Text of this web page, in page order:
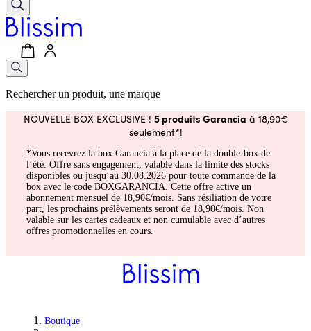
Rechercher un produit, une marque
NOUVELLE BOX EXCLUSIVE ! 5 produits Garancia à 18,90€
seulement*!
*Vous recevrez la box Garancia à la place de la double-box de
l’été. Offre sans engagement, valable dans la limite des stocks
disponibles ou jusqu’au 30.08.2026 pour toute commande de la
box avec le code BOXGARANCIA. Cette offre active un
abonnement mensuel de 18,90€/mois. Sans résiliation de votre
part, les prochains prélèvements seront de 18,90€/mois. Non
valable sur les cartes cadeaux et non cumulable avec d’autres
offres promotionnelles en cours.
Pauline
Boutique